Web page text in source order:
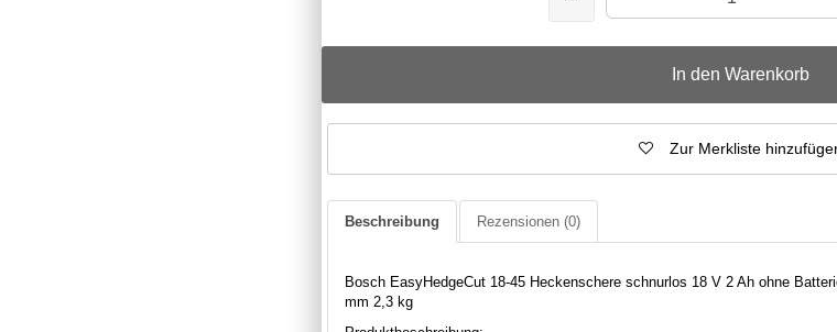
In den Warenkorb
Zur Merkliste
Beschreibung Rezensionen (0)
Bosch EasyHedgeCut 18-45 Heckenschere schnurlos 18 V 2 Ah ohne
mm 2,3 kg